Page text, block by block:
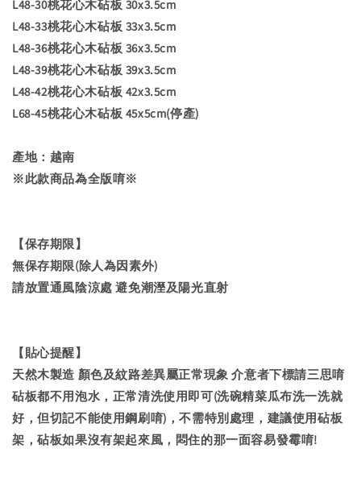
L48-30桃花心木砧板 30x3.5cm
L48-33桃花心木砧板 33x3.5cm
L48-36桃花心木砧板 36x3.5cm
L48-39桃花心木砧板 39x3.5cm
L48-42桃花心木砧板 42x3.5cm
L68-45桃花心木砧板 45x5cm(停產)
產地：越南
※此款商品為全版唷※
【保存期限】
無保存期限(除人為因素外)
請放置通風陰涼處 避免潮溼及陽光直射
【貼心提醒】
天然木製造 顏色及紋路差異屬正常現象 介意者下標請三思唷
砧板都不用泡水，正常清洗使用即可(洗碗精菜瓜布洗一洗就
好，但切記不能使用鋼刷唷)，不需特別處理，建議使用砧板
架，砧板如果沒有架起來風，悶住的那一面容易發霉唷!